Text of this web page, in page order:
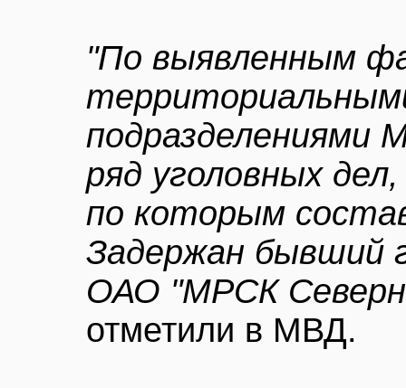
"По выявленным
подразделениями
ряд уголовных
по которым
Задержан бывший
ОАО "МРСК
отметили в МВД.